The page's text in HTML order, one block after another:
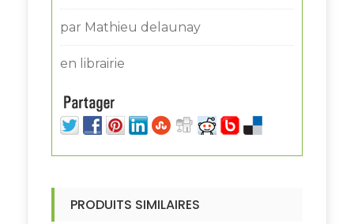
par Mathieu delaunay
en librairie
PRODUITS SIMILAIRES